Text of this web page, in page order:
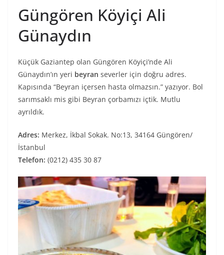
Güngören Köyiçi Ali
Günaydın
Küçük Gaziantep olan Güngören Köyiçi’nde Ali
Günaydın’ın yeri beyran severler için doğru adres.
Kapısında “Beyran içersen hasta olmazsın.” yazıyor. Bol
sarımsaklı mis gibi Beyran çorbamızı içtik. Mutlu
ayrıldık.
Adres: Merkez, İkbal Sokak. No:13, 34164 Güngören/
İstanbul
Telefon: (0212) 435 30 87